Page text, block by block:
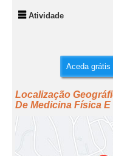
Atividade
Aceda grátis
Localização
De Medicina Física